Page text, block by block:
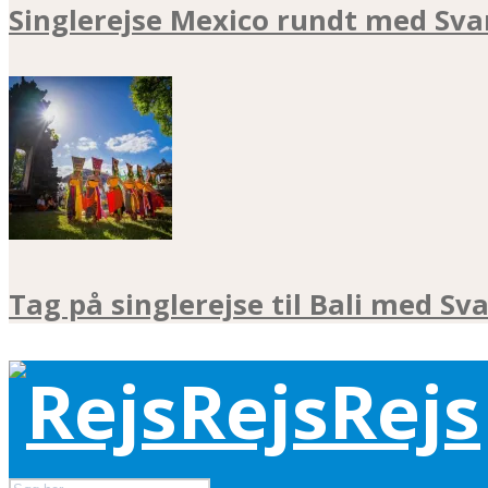
Singlerejse Mexico rundt med
Tag på singlerejse til Bali med